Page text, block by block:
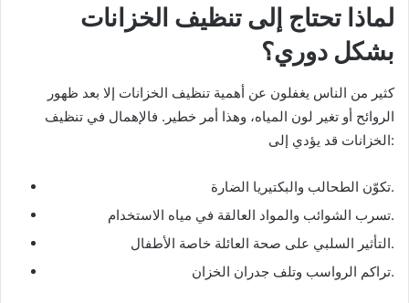
لماذا تحتاج إلى تنظيف الخزانات
بشكل دوري؟
كثير من الناس يغفلون عن أهمية تنظيف الخزانات إلا بعد ظهور
الروائح أو تغير لون المياه، وهذا أمر خطير. فالإهمال في تنظيف
الخزانات قد يؤدي إلى:
تكوّن الطحالب والبكتيريا الضارة.
تسرب الشوائب والمواد العالقة في مياه الاستخدام.
التأثير السلبي على صحة العائلة خاصة الأطفال.
تراكم الرواسب وتلف جدران الخزان.